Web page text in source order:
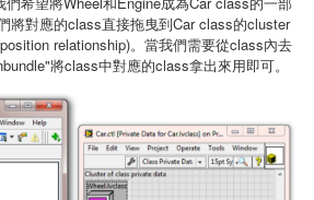
將對應的class直接拖曳到Car class的cluster
relationship)。當我們需要從class內去
將class中對應的class拿出來用即可。